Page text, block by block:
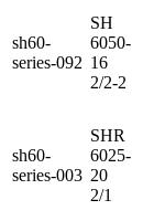
sh60-
series-092
SH
6050-
16
2/2-2
sh60-
series-003
SHR
6025-
20
2/1